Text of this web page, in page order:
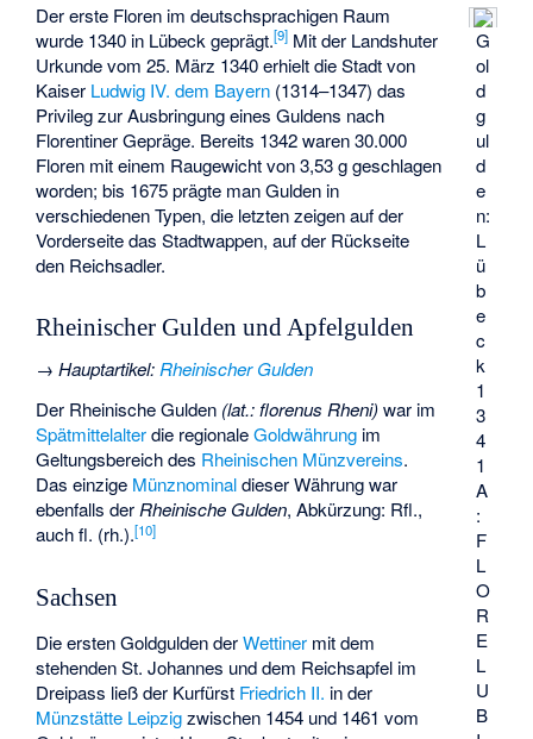
G
ol
d
g
ul
d
e
n:
L
ü
b
e
c
k
1
3
4
1
A
:
F
L
O
R
E
L
U
B
Der erste Floren im deutschsprachigen Raum
wurde 1340 in Lübeck geprägt.[9] Mit der Landshuter
Urkunde vom 25. März 1340 erhielt die Stadt von
Kaiser Ludwig IV. dem Bayern (1314–1347) das
Privileg zur Ausbringung eines Guldens nach
Florentiner Gepräge. Bereits 1342 waren 30.000
Floren mit einem Raugewicht von 3,53 g geschlagen
worden; bis 1675 prägte man Gulden in
verschiedenen Typen, die letzten zeigen auf der
Vorderseite das Stadtwappen, auf der Rückseite
den Reichsadler.
Rheinischer Gulden und Apfelgulden
→Hauptartikel: Rheinischer Gulden
Der Rheinische Gulden (lat.: florenus Rheni)war im
Spätmittelalterdie regionaleGoldwährung im
Geltungsbereich des Rheinischen Münzvereins.
Das einzige Münznominaldieser Währung war
ebenfalls derRheinische Gulden, Abkürzung: Rfl.,
auch fl. (rh.).[10]
Sachsen
Die ersten Goldgulden derWettiner mit dem
stehenden St. Johannes und dem Reichsapfel im
Dreipass ließ der Kurfürst Friedrich II. in der
Münzstätte Leipzigzwischen 1454 und 1461 vom